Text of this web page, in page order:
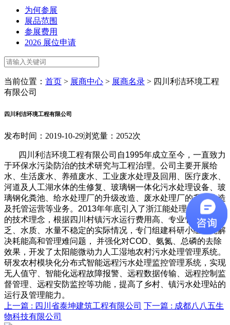
为何参展
展品范围
参展费用
2026 展位申请
当前位置： 首页 > 展商中心 > 展商名录 > 四川利洁环境工程
有限公司
四川利洁环境工程有限公司
发布时间：2019-10-29浏览量：2052次
四川利洁环境工程有限公司自1995年成立至今，一直致力
于环保水污染防治的技术研究与工程治理。公司主要开展给
水、生活废水、养殖废水、工业废水处理及回用、医疗废水、
河道及人工湖水体的生修复、玻璃钢一体化污水处理设备、玻
璃钢化粪池、给水处理厂的升级改造、废水处理厂的升级改造
及托管运营等业务。2013年年底引入了浙江能处理生活污水
的技术理念，根据四川村镇污水运行费用高、专业管理人员缺
乏、水质、水量不稳定的实际情况，专门组建科研小组研究解
决耗能高和管理难问题， 并强化对COD、氨氮、总磷的去除
效果，开发了太阳能微动力人工湿地农村污水处理管理系统。
研发农村模块化分布式智能远程污水处理监控管理系统，实现
无人值守、智能化远程故障报警、远程数据传输、远程控制监
督管理、远程安防监控等功能，提高了乡村、镇污水处理站的
运行及管理能力。
上一篇 : 四川省泰坤建筑工程有限公司 下一篇 : 成都八八五生
物科技有限公司